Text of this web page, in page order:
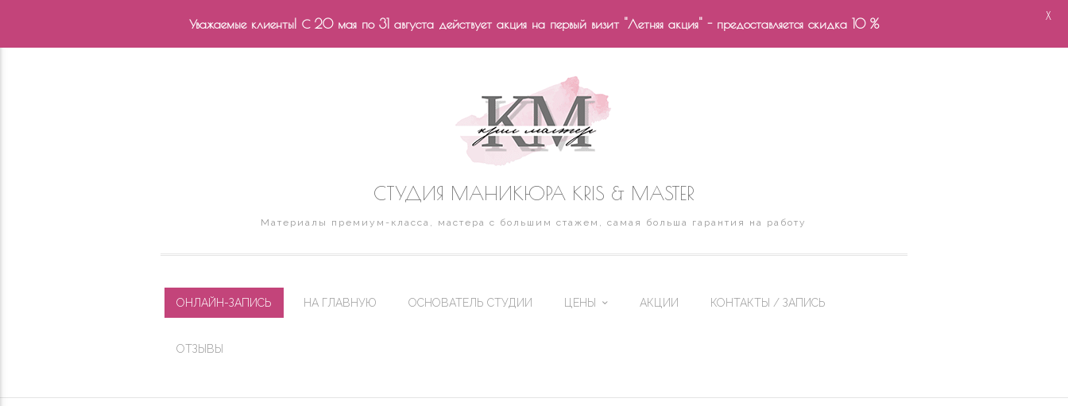
СТУДИЯ МАНИКЮРА KRIS & MASTER
Материалы премиум-класса, мастера с большим стажем, самая больша гарантия на работу
ОНЛАЙН-ЗАПИСЬ НА ГЛАВНУЮ ОСНОВАТЕЛЬ СТУДИИ ЦЕНЫ АКЦИИ КОНТАКТЫ / ЗАПИСЬ
ОТЗЫВЫ
Уважаемые клиенты! С 20 мая по 31 августа действует акция на первый визит "Летняя акция" - предоставляется скидка 10 %
X